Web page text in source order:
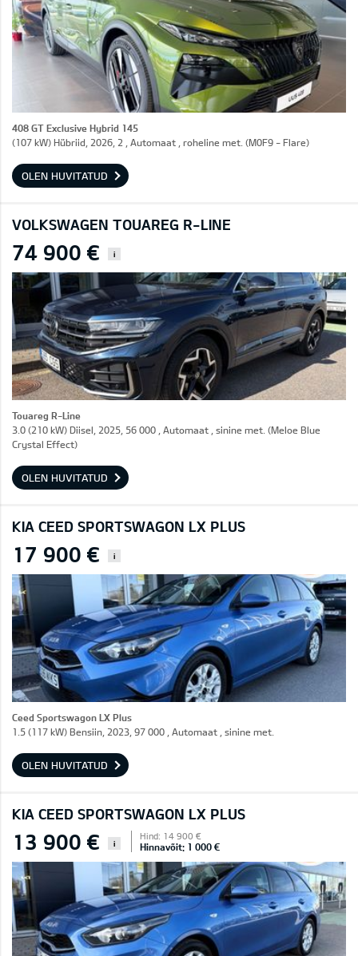
408 GT Exclusive Hybrid 145
(107 kW) Hübriid, 2026, 2 , Automaat , roheline met. (M0F9 - Flare)
OLEN HUVITATUD
VOLKSWAGEN TOUAREG R-LINE
74 900 € i
Touareg R-Line
3.0 (210 kW) Diisel, 2025, 56 000 , Automaat , sinine met. (Meloe Blue
Crystal Effect)
OLEN HUVITATUD
KIA CEED SPORTSWAGON LX PLUS
17 900 € i
Ceed Sportswagon LX Plus
1.5 (117 kW) Bensiin, 2023, 97 000 , Automaat , sinine met.
OLEN HUVITATUD
KIA CEED SPORTSWAGON LX PLUS
13 900 € i
Hind: 14 900 €
Hinnavõit: 1 000 €